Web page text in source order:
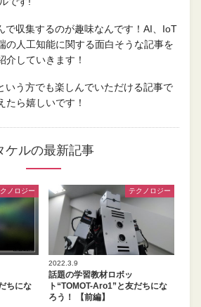
で収集するのが趣味なんです！AI、IoT
の人工知能に関する面白そうな記事を
介していきます！
いう方でも楽しんでいただける記事で
たら嬉しいです！
ケルの最新記事
ノロジー
ちにな
テクノロジー
2022.3.9
話題の学習教材ロボッ
ト“TOMOT-Aro1”と友だちにな
ろう！ 【前編】